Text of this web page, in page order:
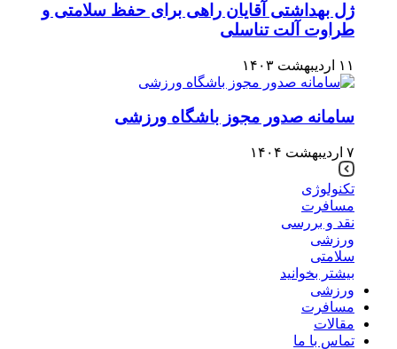
ژل بهداشتی آقایان راهی برای حفظ سلامتی و
طراوت آلت تناسلی
۱۱ اردیبهشت ۱۴۰۳
سامانه صدور مجوز باشگاه ورزشی
۷ اردیبهشت ۱۴۰۴
تکنولوژی
مسافرت
نقد و بررسی
ورزشی
سلامتی
بیشتر بخوانید
ورزشی
مسافرت
مقالات
تماس با ما